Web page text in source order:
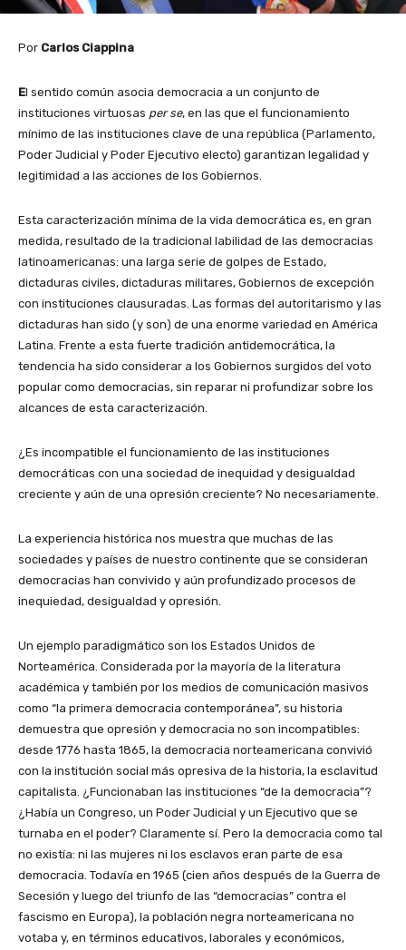
Por Carlos Ciappina
El sentido común asocia democracia a un conjunto de
instituciones virtuosas per se, en las que el funcionamiento
mínimo de las instituciones clave de una república (Parlamento,
Poder Judicial y Poder Ejecutivo electo) garantizan legalidad y
legitimidad a las acciones de los Gobiernos.
Esta caracterización mínima de la vida democrática es, en gran
medida, resultado de la tradicional labilidad de las democracias
latinoamericanas: una larga serie de golpes de Estado,
dictaduras civiles, dictaduras militares, Gobiernos de excepción
con instituciones clausuradas. Las formas del autoritarismo y las
dictaduras han sido (y son) de una enorme variedad en América
Latina. Frente a esta fuerte tradición antidemocrática, la
tendencia ha sido considerar a los Gobiernos surgidos del voto
popular como democracias, sin reparar ni profundizar sobre los
alcances de esta caracterización.
¿Es incompatible el funcionamiento de las instituciones
democráticas con una sociedad de inequidad y desigualdad
creciente y aún de una opresión creciente? No necesariamente.
La experiencia histórica nos muestra que muchas de las
sociedades y países de nuestro continente que se consideran
democracias han convivido y aún profundizado procesos de
inequiedad, desigualdad y opresión.
Un ejemplo paradigmático son los Estados Unidos de
Norteamérica. Considerada por la mayoría de la literatura
académica y también por los medios de comunicación masivos
como “la primera democracia contemporánea”, su historia
demuestra que opresión y democracia no son incompatibles:
desde 1776 hasta 1865, la democracia norteamericana convivió
con la institución social más opresiva de la historia, la esclavitud
capitalista. ¿Funcionaban las instituciones “de la democracia”?
¿Había un Congreso, un Poder Judicial y un Ejecutivo que se
turnaba en el poder? Claramente sí. Pero la democracia como tal
no existía: ni las mujeres ni los esclavos eran parte de esa
democracia. Todavía en 1965 (cien años después de la Guerra de
Secesión y luego del triunfo de las “democracias” contra el
fascismo en Europa), la población negra norteamericana no
votaba y, en términos educativos, laborales y económicos,